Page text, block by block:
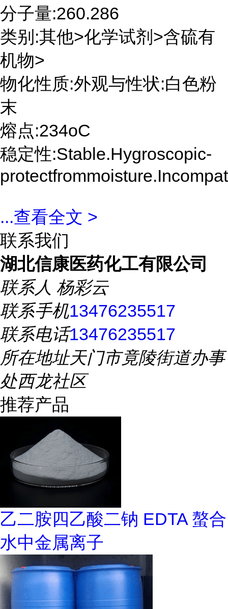
分子量:260.286
类别:其他>化学试剂>含硫有
机物>
物化性质:外观与性状:白色粉
末
熔点:234oC
稳定性:Stable.Hygroscopic-
...查看全文 >
联系我们
湖北信康医药化工有限公司
联系人 杨彩云
联系手机13476235517
联系电话13476235517
所在地址天门市竟陵街道办事
处西龙社区
推荐产品
乙二胺四乙酸二钠 EDTA 螯合
水中金属离子